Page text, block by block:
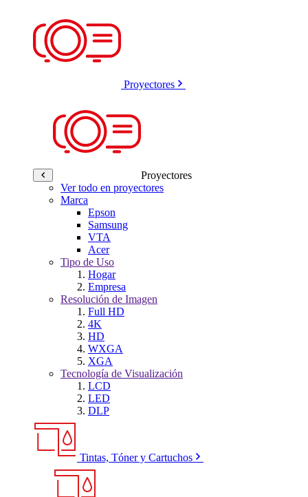
Proyectores
Proyectores
Ver todo en proyectores
Marca
Epson
Samsung
VTA
Acer
Tipo de Uso
Hogar
Empresa
Resolución de Imagen
Full HD
4K
HD
WXGA
XGA
Tecnología de Visualización
LCD
LED
DLP
Tintas, Tóner y Cartuchos